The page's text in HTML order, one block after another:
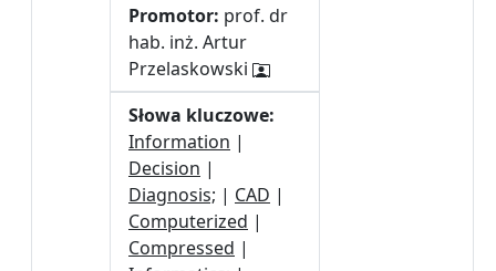
Promotor: prof. dr
hab. inż. Artur
Przelaskowski
Słowa kluczowe:
Information |
Decision |
Diagnosis; | CAD |
Computerized |
Compressed |